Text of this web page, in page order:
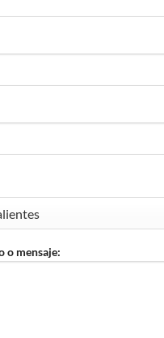
o mensaje: